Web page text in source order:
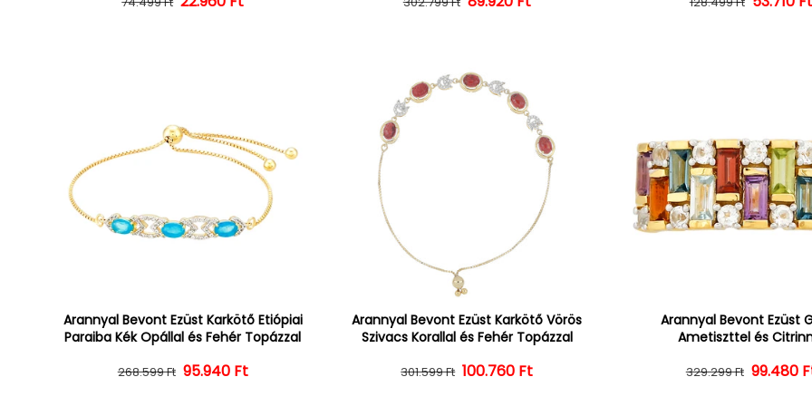
Arannyal Bevont Ezüst Karkötő Etiópiai
Paraiba Kék Opállal és Fehér Topázzal
Normál ár
268.599 Ft Kedvezményes ár
95.940 Ft
Arannyal Bevont Ezüst Karkötő Vörös
Szivacs Korallal és Fehér Topázzal
Normál ár
301.599 Ft Kedvezményes ár
100.760 Ft
Arannyal Bevont Ezüst
Ametiszttel és
Normál
329.299 Ft 99.480